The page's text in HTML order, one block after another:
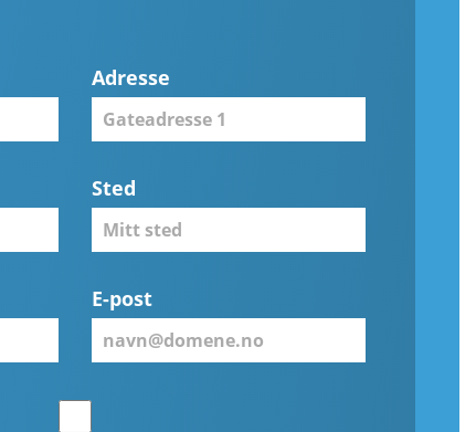
Adresse
Sted
E-post